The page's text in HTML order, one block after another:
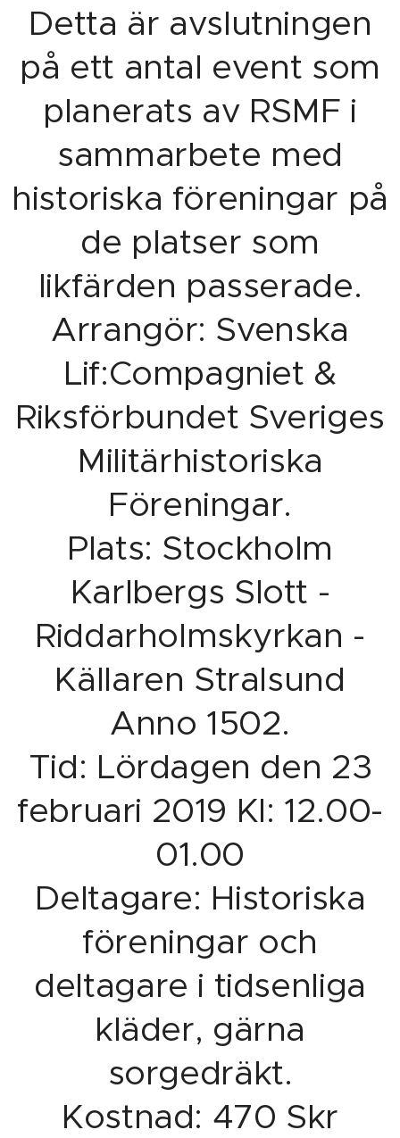
Detta är avslutningen
på ett antal event som
planerats av RSMF i
sammarbete med
historiska föreningar på
de platser som
likfärden passerade.
Arrangör: Svenska
Lif:Compagniet &
Riksförbundet Sveriges
Militärhistoriska
Föreningar.
Plats: Stockholm
Karlbergs Slott -
Riddarholmskyrkan -
Källaren Stralsund
Anno 1502.
Tid: Lördagen den 23
februari 2019 Kl: 12.00-
01.00
Deltagare: Historiska
föreningar och
deltagare i tidsenliga
kläder, gärna
sorgedräkt.
Kostnad: 470 Skr